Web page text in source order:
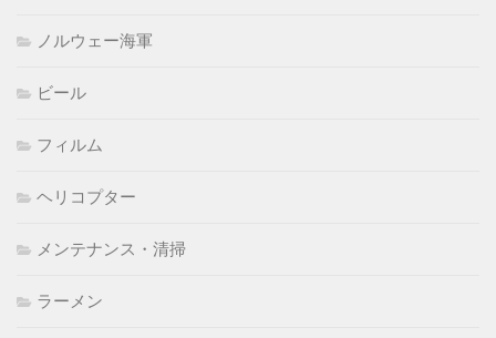
ノルウェー海軍
ビール
フィルム
ヘリコプター
メンテナンス・清掃
ラーメン